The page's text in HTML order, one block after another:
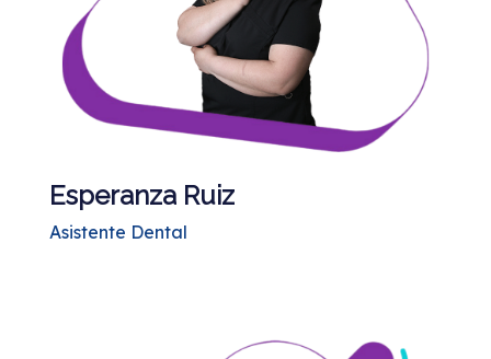
Esperanza Ruiz
Asistente Dental